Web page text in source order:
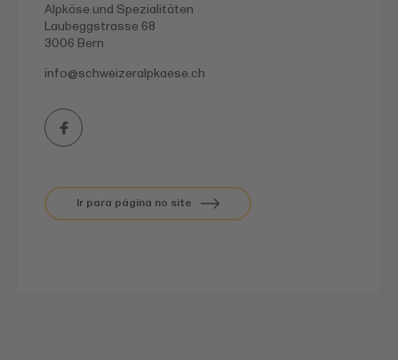
Alpkäse und Speziali­täten
Laubeggstrasse 68
3006 Bern
info@schweizeralpkaese.ch
Ir para página no site